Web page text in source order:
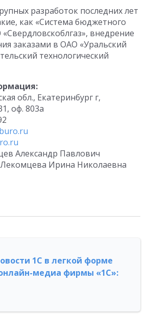
разработок последних лет
как «Система бюджетного
внедрение
заказами в ОАО «Уральский
технологический
обл., Екатеринбург г,
оф. 803а
Александр Павлович
Лекомцева Ирина Николаевна
1С в легкой форме
медиа фирмы «1С»: